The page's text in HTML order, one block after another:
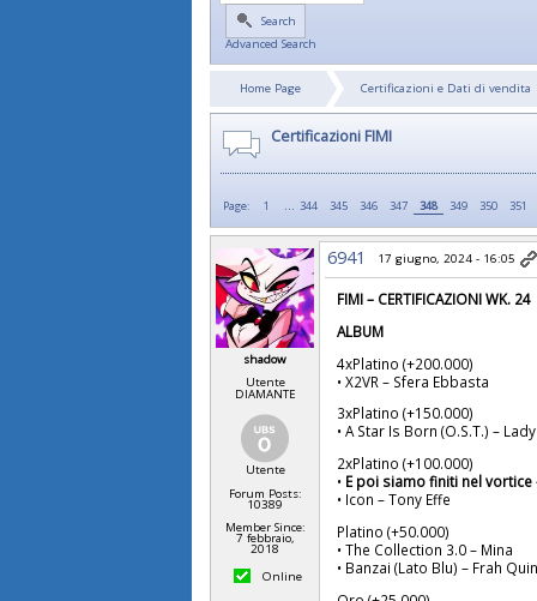
Search
Advanced Search
Home Page Certificazioni e Dati di vendita
Certificazioni FIMI
Page: 1 ... 344 345 346 347 348 349 350 351
shadow
Utente
DIAMANTE
Utente
Forum Posts:
10389
Member Since:
7 febbraio,
2018
Online
6941 17 giugno, 2024 - 16:05
FIMI – CERTIFICAZIONI WK. 24
ALBUM
4xPlatino (+200.000)
• X2VR – Sfera Ebbasta
3xPlatino (+150.000)
• A Star Is Born (O.S.T.) –
2xPlatino (+100.000)
• E poi siamo finiti nel vortice
• Icon – Tony Effe
Platino (+50.000)
• The Collection 3.0 – Mina
• Banzai (Lato Blu) – Frah